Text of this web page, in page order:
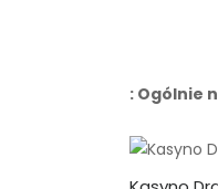
: Ogólnie